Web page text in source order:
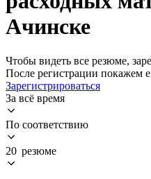
Ачинске
Чтобы видеть все резюме,
После регистрации покажем
Зарегистрироваться
За всё время
По соответствию
20 резюме